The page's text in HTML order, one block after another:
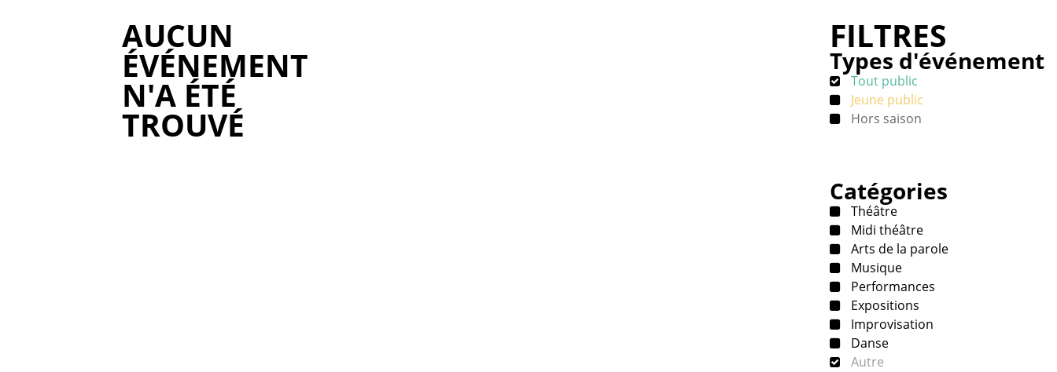
AUCUN
ÉVÉNEMENT
N'A ÉTÉ
TROUVÉ
FILTRES
Types d'événement
Tout public
Jeune public
Hors saison
Catégories
Théâtre
Midi théâtre
Arts de la parole
Musique
Performances
Expositions
Improvisation
Danse
Autre